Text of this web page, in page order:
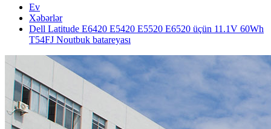
Ev
Xəbərlər
Dell Latitude E6420 E5420 E5520 E6520 üçün 11.1V 60Wh
T54FJ Noutbuk batareyası